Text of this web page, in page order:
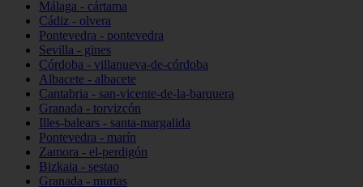
Málaga - cártama
Cádiz - olvera
Pontevedra - pontevedra
Sevilla - gines
Córdoba - villanueva-de-córdoba
Albacete - albacete
Cantabria - san-vicente-de-la-barquera
Granada - torvizcón
Illes-balears - santa-margalida
Pontevedra - marín
Zamora - el-perdigón
Bizkaia - sestao
Granada - murtas